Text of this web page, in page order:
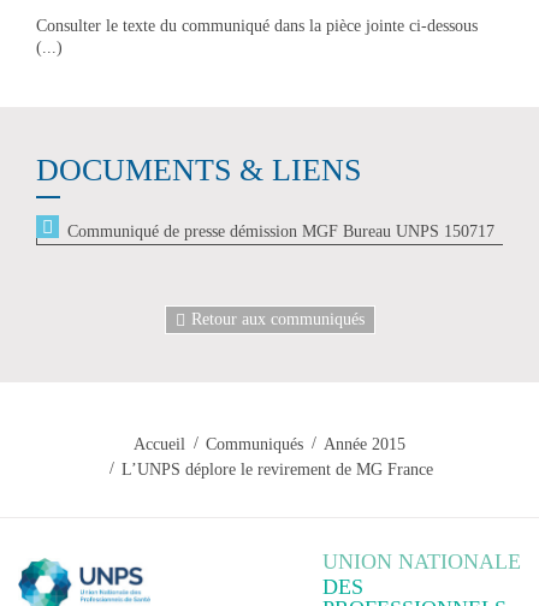
Consulter le texte du communiqué dans la pièce jointe ci-dessous
(...)
DOCUMENTS & LIENS
Communiqué de presse démission MGF Bureau UNPS 150717
Retour aux communiqués
Accueil Communiqués
Année 2015
L’UNPS déplore le revirement de MG France
UNION NATIONALE
DES